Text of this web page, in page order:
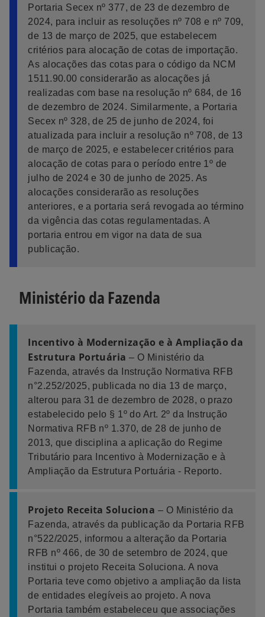
Portaria Secex nº 377, de 23 de dezembro de
2024, para incluir as resoluções nº 708 e nº 709,
de 13 de março de 2025, que estabelecem
critérios para alocação de cotas de importação.
As alocações das cotas para o código da NCM
1511.90.00 considerarão as alocações já
realizadas com base na resolução nº 684, de 16
de dezembro de 2024. Similarmente, a Portaria
Secex nº 328, de 25 de junho de 2024, foi
atualizada para incluir a resolução nº 708, de 13
de março de 2025, e estabelecer critérios para
alocação de cotas para o período entre 1º de
julho de 2024 e 30 de junho de 2025. As
alocações considerarão as resoluções
anteriores, e a portaria será revogada ao término
da vigência das cotas regulamentadas. A
portaria entrou em vigor na data de sua
publicação.
Ministério da Fazenda
Incentivo à Modernização e à Ampliação da
Estrutura Portuária – O Ministério da
Fazenda, através da Instrução Normativa RFB
n°2.252/2025, publicada no dia 13 de março,
alterou para 31 de dezembro de 2028, o prazo
estabelecido pelo § 1º do Art. 2º da Instrução
Normativa RFB nº 1.370, de 28 de junho de
2013, que disciplina a aplicação do Regime
Tributário para Incentivo à Modernização e à
Ampliação da Estrutura Portuária - Reporto.
Projeto Receita Soluciona – O Ministério da
Fazenda, através da publicação da Portaria RFB
n°522/2025, informou a alteração da Portaria
RFB nº 466, de 30 de setembro de 2024, que
institui o projeto Receita Soluciona. A nova
Portaria teve como objetivo a ampliação da lista
de entidades elegíveis ao projeto. A nova
Portaria também estabeleceu que associações